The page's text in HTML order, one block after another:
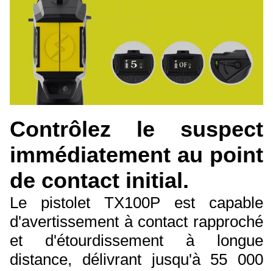
Contrôlez le suspect
immédiatement au point
de contact initial.
Le pistolet TX100P est capable
d'avertissement à contact rapproché
et d'étourdissement à longue
distance, délivrant jusqu'à 55 000